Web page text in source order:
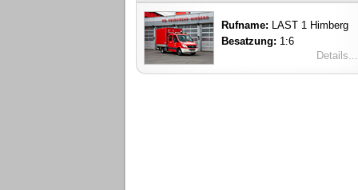
Rufname: LAST 1 Himberg
Besatzung: 1:6
Details...